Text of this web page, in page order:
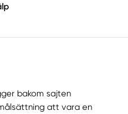
bakom sajten
att vara en